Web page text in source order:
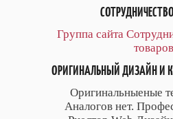
Группа сайта
товаров
ОРИГИНАЛЬНЫЙ ДИЗАЙН И
Оригинальныеные
Аналогов нет.